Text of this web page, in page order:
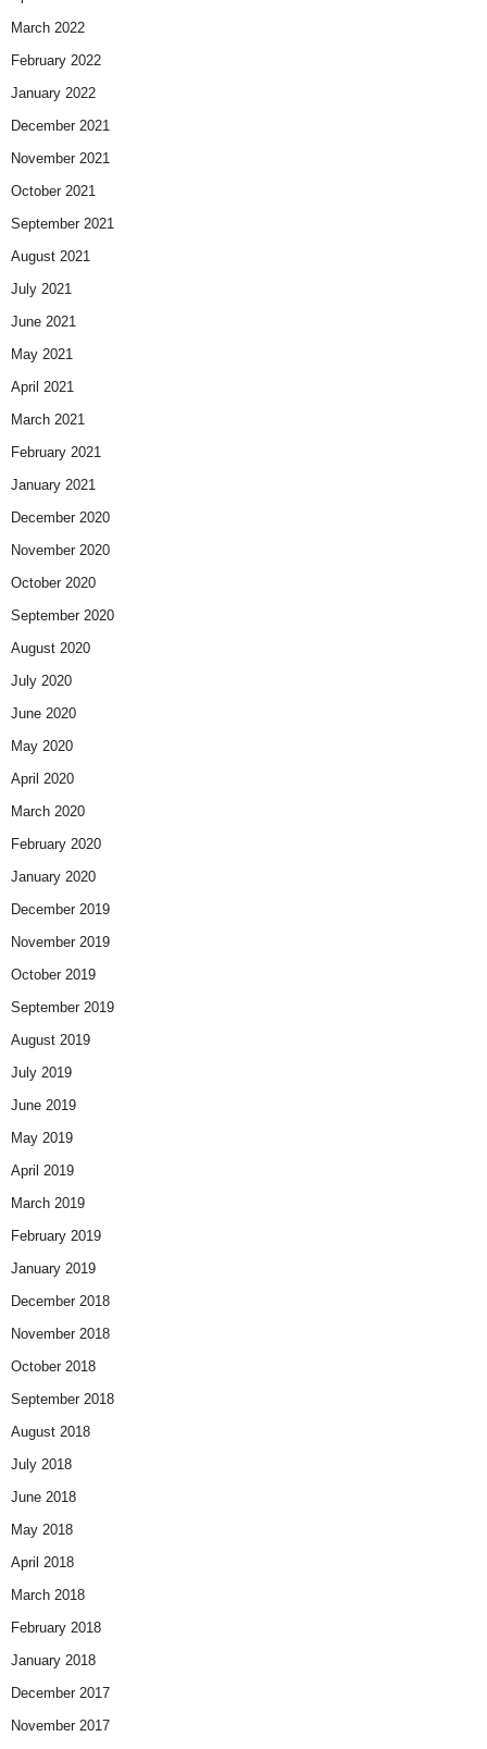
March 2022
February 2022
January 2022
December 2021
November 2021
October 2021
September 2021
August 2021
July 2021
June 2021
May 2021
April 2021
March 2021
February 2021
January 2021
December 2020
November 2020
October 2020
September 2020
August 2020
July 2020
June 2020
May 2020
April 2020
March 2020
February 2020
January 2020
December 2019
November 2019
October 2019
September 2019
August 2019
July 2019
June 2019
May 2019
April 2019
March 2019
February 2019
January 2019
December 2018
November 2018
October 2018
September 2018
August 2018
July 2018
June 2018
May 2018
April 2018
March 2018
February 2018
January 2018
December 2017
November 2017